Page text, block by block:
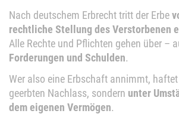
Nach deutschem Erbrecht tritt der Erbe
rechtliche Stellung des Verstorbenen
Alle Rechte und Pflichten gehen über –
Forderungen und Schulden.
Wer also eine Erbschaft annimmt,
geerbten Nachlass, sondern unter
dem eigenen Vermögen.